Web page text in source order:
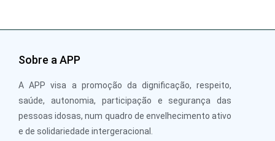
Sobre a APP
A APP visa a promoção da dignificação, respeito,
saúde, autonomia, participação e segurança das
pessoas idosas, num quadro de envelhecimento ativo
e de solidariedade intergeracional.